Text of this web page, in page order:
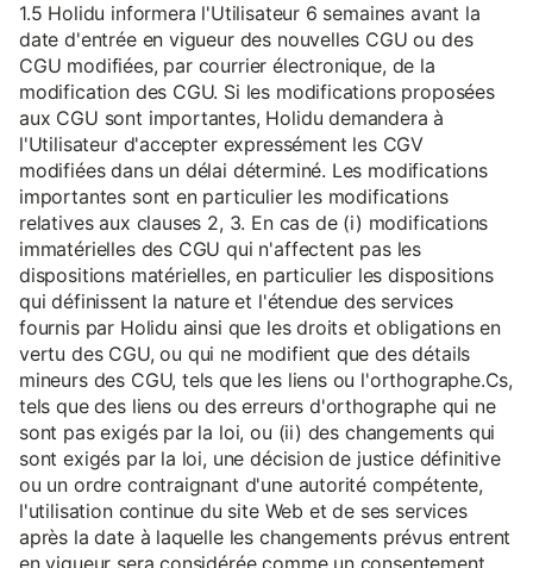
1.5 Holidu informera l'Utilisateur 6 semaines avant la
date d'entrée en vigueur des nouvelles CGU ou des
CGU modifiées, par courrier électronique, de la
modification des CGU. Si les modifications proposées
aux CGU sont importantes, Holidu demandera à
l'Utilisateur d'accepter expressément les CGV
modifiées dans un délai déterminé. Les modifications
importantes sont en particulier les modifications
relatives aux clauses 2, 3. En cas de (i) modifications
immatérielles des CGU qui n'affectent pas les
dispositions matérielles, en particulier les dispositions
qui définissent la nature et l'étendue des services
fournis par Holidu ainsi que les droits et obligations en
vertu des CGU, ou qui ne modifient que des détails
mineurs des CGU, tels que les liens ou l'orthographe.Cs,
tels que des liens ou des erreurs d'orthographe qui ne
sont pas exigés par la loi, ou (ii) des changements qui
sont exigés par la loi, une décision de justice définitive
ou un ordre contraignant d'une autorité compétente,
l'utilisation continue du site Web et de ses services
après la date à laquelle les changements prévus entrent